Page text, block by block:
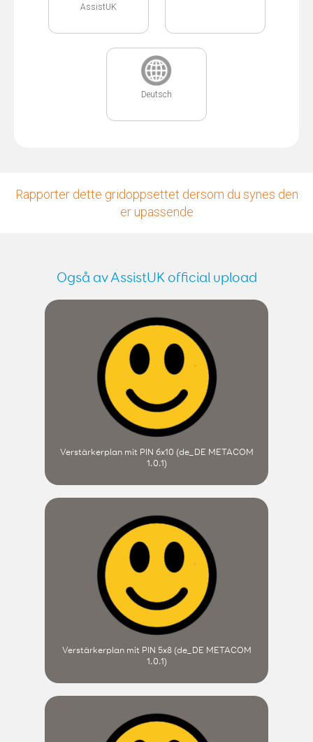
AssistUK
Deutsch
Rapporter dette gridoppsettet dersom du synes den
er upassende
Også av AssistUK official upload
Verstärkerplan mit PIN 6x10 (de_DE METACOM
1.0.1)
Verstärkerplan mit PIN 5x8 (de_DE METACOM
1.0.1)